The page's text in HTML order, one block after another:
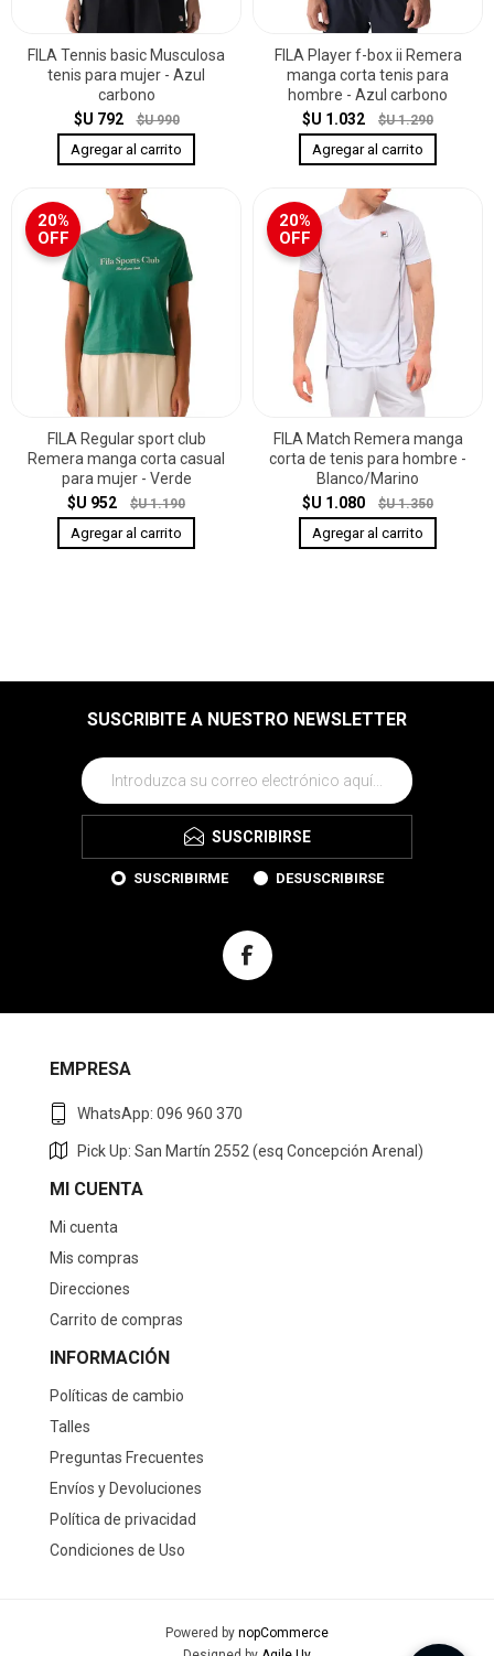
FILA Tennis basic Musculosa
tenis para mujer - Azul
carbono
$U 792
$U 990
FILA Player f-box ii Remera
manga corta tenis para
hombre - Azul carbono
$U 1.032
$U 1.290
20%
OFF
FILA Regular sport club
Remera manga corta casual
para mujer - Verde
$U 952
$U 1.190
20%
OFF
FILA Match Remera manga
corta de tenis para hombre -
Blanco/Marino
$U 1.080
$U 1.350
SUSCRIBITE A NUESTRO NEWSLETTER
SUSCRIBIRSE
SUSCRIBIRME DESUSCRIBIRSE
EMPRESA
WhatsApp: 096 960 370
Pick Up: San Martín 2552 (esq Concepción Arenal)
MI CUENTA
Mi cuenta
Mis compras
Direcciones
Carrito de compras
INFORMACIÓN
Políticas de cambio
Talles
Preguntas Frecuentes
Envíos y Devoluciones
Política de privacidad
Condiciones de Uso
Powered by nopCommerce